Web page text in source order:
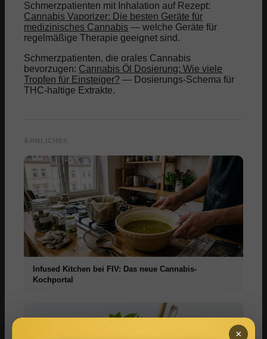
Schmerzpatienten mit Inhalation auf Rezept:
Cannabis Vaporizer: Die besten Geräte für
medizinisches Cannabis — welche Geräte für
regelmäßige Therapie geeignet sind.
Schmerzpatienten, die orales Cannabis
bevorzugen: Cannabis Öl Dosierung: Wie viele
Tropfen für Einsteiger? — Dosierungs-Schema für
THC-haltige Extrakte.
ÄHNLICHES
Infused Kitchen bei FIV: Das neue Cannabis-
Kochportal
×